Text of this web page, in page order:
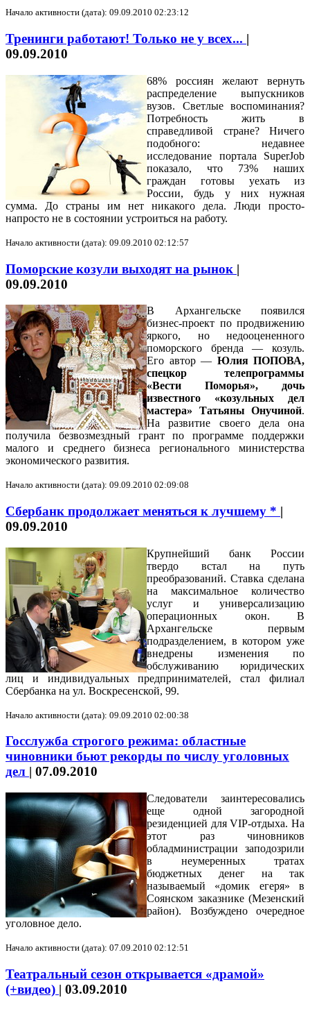
Начало активности (дата): 09.09.2010 02:23:12
Тренинги работают! Только не у всех... |
09.09.2010
68% россиян желают вернуть
распределение выпускников
вузов. Светлые воспоминания?
Потребность жить в
справедливой стране? Ничего
подобного: недавнее
исследование портала SuperJob
показало, что 73% наших
граждан готовы уехать из
России, будь у них нужная
сумма. До страны им нет никакого дела. Люди просто-
напросто не в состоянии устроиться на работу.
Начало активности (дата): 09.09.2010 02:12:57
Поморские козули выходят на рынок |
09.09.2010
В Архангельске появился
бизнес-проект по продвижению
яркого, но недооцененного
поморского бренда — козуль.
Его автор — Юлия ПОПОВА,
спецкор телепрограммы
«Вести Поморья», дочь
известного «козульных дел
мастера» Татьяны Онучиной.
На развитие своего дела она
получила безвозмездный грант по программе поддержки
малого и среднего бизнеса регионального министерства
экономического развития.
Начало активности (дата): 09.09.2010 02:09:08
Сбербанк продолжает меняться к лучшему * |
09.09.2010
Крупнейший банк России
твердо встал на путь
преобразований. Ставка сделана
на максимальное количество
услуг и универсализацию
операционных окон. В
Архангельске первым
подразделением, в котором уже
внедрены изменения по
обслуживанию юридических
лиц и индивидуальных предпринимателей, стал филиал
Сбербанка на ул. Воскресенской, 99.
Начало активности (дата): 09.09.2010 02:00:38
Госслужба строгого режима: областные
чиновники бьют рекорды по числу уголовных
дел | 07.09.2010
Следователи заинтересовались
еще одной загородной
резиденцией для VIP-отдыха. На
этот раз чиновников
обладминистрации заподозрили
в неумеренных тратах
бюджетных денег на так
называемый «домик егеря» в
Соянском заказнике (Мезенский
район). Возбуждено очередное
уголовное дело.
Начало активности (дата): 07.09.2010 02:12:51
Театральный сезон открывается «драмой»
(+видео) | 03.09.2010